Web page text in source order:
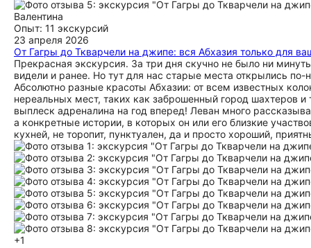
Валентина
Опыт: 11 экскурсий
23 апреля 2026
От Гагры до Ткварчели на джипе: вся Абхазия только для
Прекрасная экскурсия. За три дня скучно не было ни
видели и ранее. Но тут для нас старые места открылись
Абсолютно разные красоты Абхазии: от всем известных
нереальных мест, таких как заброшенный город шахтеров
выплеск адреналина на год вперед! Леван много
а конкретные истории, в которых он или его близкие
кухней, не торопит, пунктуален, да и просто хороший,
+1